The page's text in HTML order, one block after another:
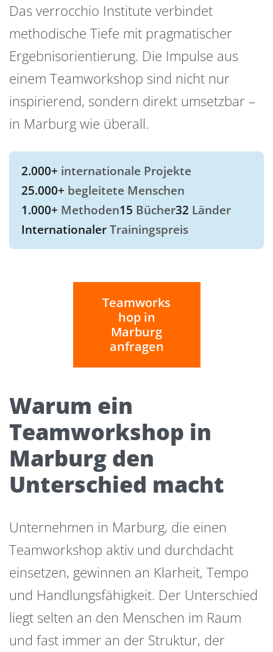
Das verrocchio Institute verbindet
methodische Tiefe mit pragmatischer
Ergebnisorientierung. Die Impulse aus
einem Teamworkshop sind nicht nur
inspirierend, sondern direkt umsetzbar –
in Marburg wie überall.
2.000+ internationale Projekte
25.000+ begleitete Menschen
1.000+ Methoden15 Bücher32 Länder
InternationalerTrainingspreis
Teamworks
hop in
Marburg
anfragen
Warum ein
Teamworkshop in
Marburg den
Unterschied macht
Unternehmen in Marburg, die einen
Teamworkshop aktiv und durchdacht
einsetzen, gewinnen an Klarheit, Tempo
und Handlungsfähigkeit. Der Unterschied
liegt selten an den Menschen im Raum
und fast immer an der Struktur, der